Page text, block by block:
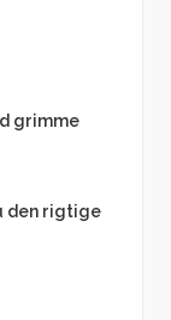
grimme
den rigtige